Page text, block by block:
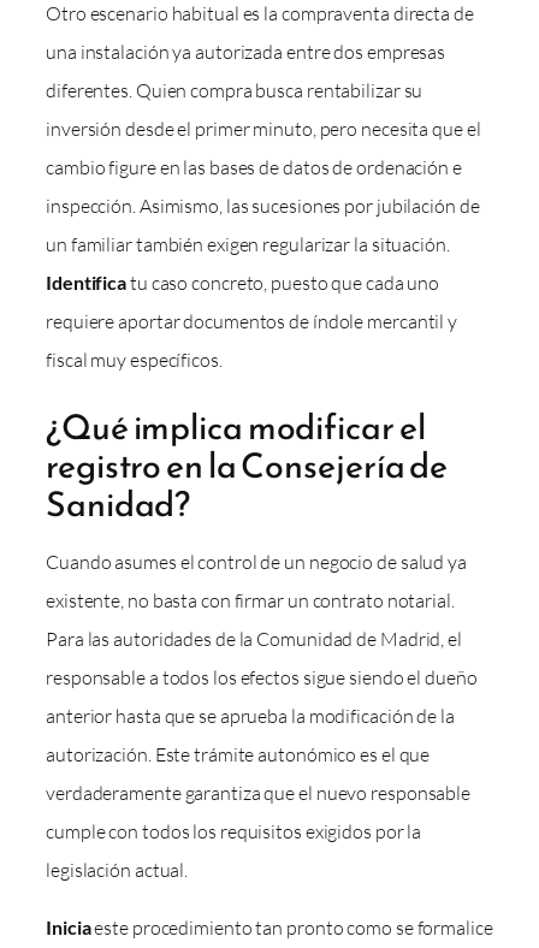
Otro escenario habitual es la compraventa directa de
una instalación ya autorizada entre dos empresas
diferentes. Quien compra busca rentabilizar su
inversión desde el primer minuto, pero necesita que el
cambio figure en las bases de datos de ordenación e
inspección. Asimismo, las sucesiones por jubilación de
un familiar también exigen regularizar la situación.
Identificatu caso concreto, puesto que cada uno
requiere aportar documentos de índole mercantil y
fiscal muy específicos.
¿Qué implica modificar el
registro en la Consejería de
Sanidad?
Cuando asumes el control de un negocio de salud ya
existente, no basta con firmar un contrato notarial.
Para las autoridades de la Comunidad de Madrid, el
responsable a todos los efectos sigue siendo el dueño
anterior hasta que se aprueba la modificación de la
autorización. Este trámite autonómico es el que
verdaderamente garantiza que el nuevo responsable
cumple con todos los requisitos exigidos por la
legislación actual.
Iniciaeste procedimiento tan pronto como se formalice